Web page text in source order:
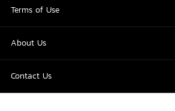
Terms of Use
About Us
Contact Us